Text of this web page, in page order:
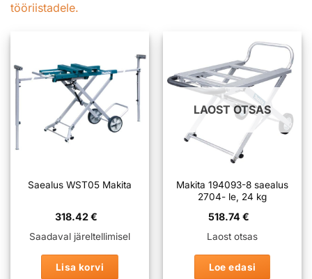
tööriistadele.
Saealus WST05 Makita
318.42€
Saadaval järeltellimisel
Lisa korvi
LAOST OTSAS
Makita 194093-8 saealus
2704- le, 24 kg
518.74 €
Laost otsas
Loe edasi